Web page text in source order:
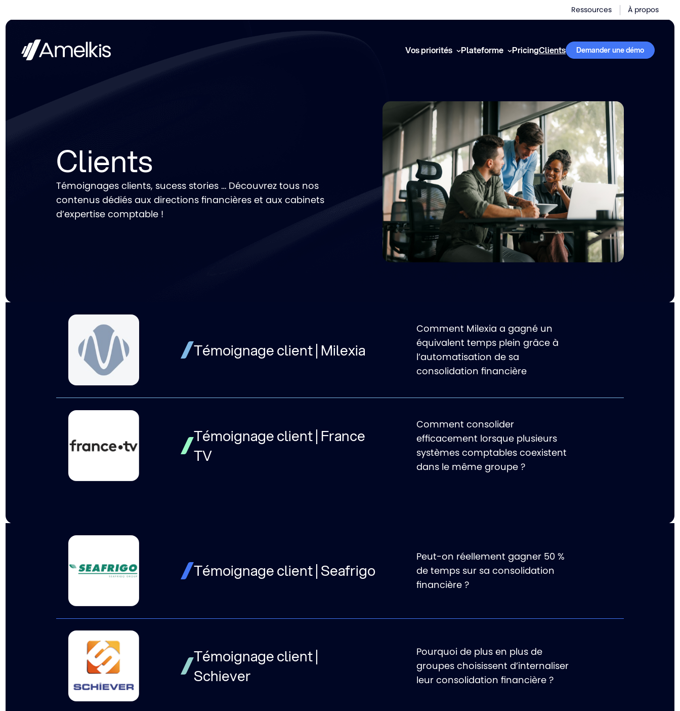
Ressources À propos
Vos priorités Plateforme PricingClients Demander une démo
Clients
Témoignages clients, sucess stories … Découvrez tous nos
contenus dédiés aux directions financières et aux cabinets
d’expertise comptable !
Témoignage client | Milexia
Comment Milexia a gagné un
équivalent temps plein grâce à
l’automatisation de sa
consolidation financière
Témoignage client | France
TV
Comment consolider
efficacement lorsque plusieurs
systèmes comptables coexistent
dans le même groupe ?
Témoignage client | Seafrigo
Peut-on réellement gagner 50 %
de temps sur sa consolidation
financière ?
Témoignage client |
Schiever
Pourquoi de plus en plus de
groupes choisissent d’internaliser
leur consolidation financière ?